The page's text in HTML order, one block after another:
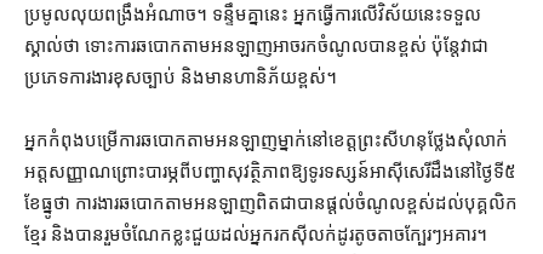
ប្រមូល​លុយ​ពង្រឹង​អំណាច។ ទន្ទឹម​គ្នា​នេះ អ្នកធ្វើការ​លើ​វិស័យ​នេះ​ទទួល
ស្គាល់​ថា ទោះ​ការ​ឆបោក​តាម​អនឡាញ​អាច​រក​ចំណូល​បាន​ខ្ពស់ ប៉ុន្តែ​វា​ជា​
ប្រភេទ​ការងារ​ខុសច្បាប់ និង​មាន​ហានិភ័យ​ខ្ពស់។
អ្នក​កំពុង​បម្រើការ​ឆបោក​តាម​អនឡាញ​ម្នាក់​នៅ​ខេត្ត​ព្រះសីហនុ​ថ្លែង​សុំ​លាក់​
អត្តសញ្ញាណ​ព្រោះ​បារម្ភ​ពី​បញ្ហា​សុវត្ថិភាព​ឱ្យ​ទូរទស្សន៍​អាស៊ីសេរី​ដឹង​នៅ​ថ្ងៃទី​៥
ខែធ្នូ​ថា ការងារ​ឆបោក​តាម​អនឡាញ​ពិតជា​បាន​ផ្ដល់​ចំណូល​ខ្ពស់​ដល់​បុគ្គលិក​
ខ្មែរ និង​បាន​រួម​ចំណែក​ខ្លះ​ជួយ​ដល់​អ្នក​រកស៊ី​លក់ដូរ​តូចតាច​ក្បែរៗ​អគារ​។